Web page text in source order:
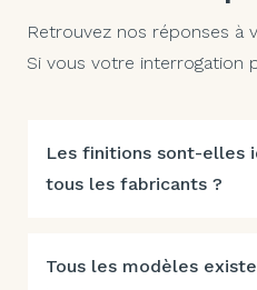
Retrouvez nos réponses à
Si vous votre interrogation
Les finitions sont-elles
tous les fabricants ?
Tous les modèles